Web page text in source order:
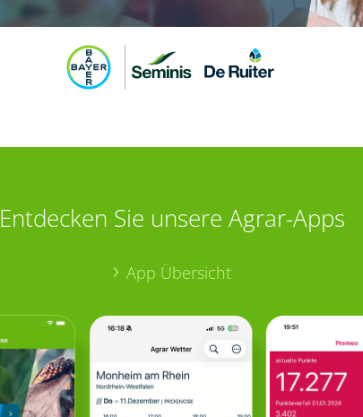
Entdecken Sie unsere Agrar-Apps
App Übersicht